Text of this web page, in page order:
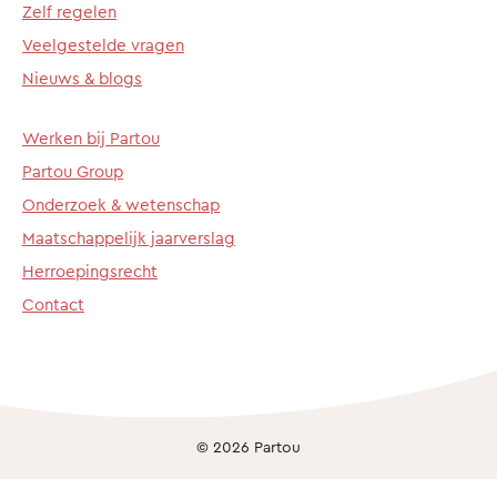
Zelf regelen
Veelgestelde vragen
Nieuws & blogs
Werken bij Partou
Partou Group
Onderzoek & wetenschap
Maatschappelijk jaarverslag
Herroepingsrecht
Contact
© 2026 Partou